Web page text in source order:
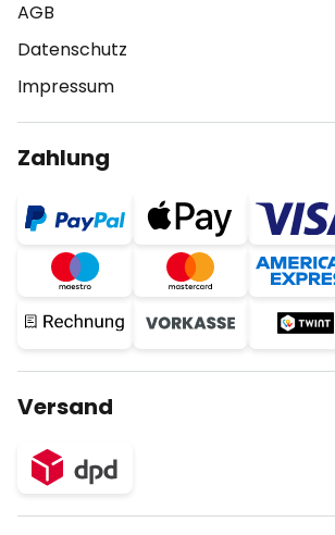
AGB
Datenschutz
Impressum
Zahlung
Versand